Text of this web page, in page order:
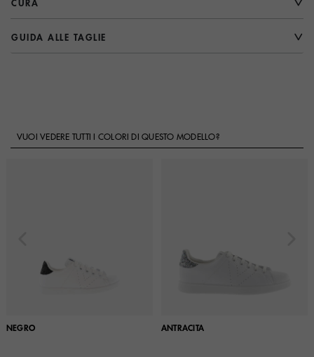
CURA
GUIDA ALLE TAGLIE
VUOI VEDERE TUTTI I COLORI DI QUESTO MODELLO?
NEGRO ANTRACITA